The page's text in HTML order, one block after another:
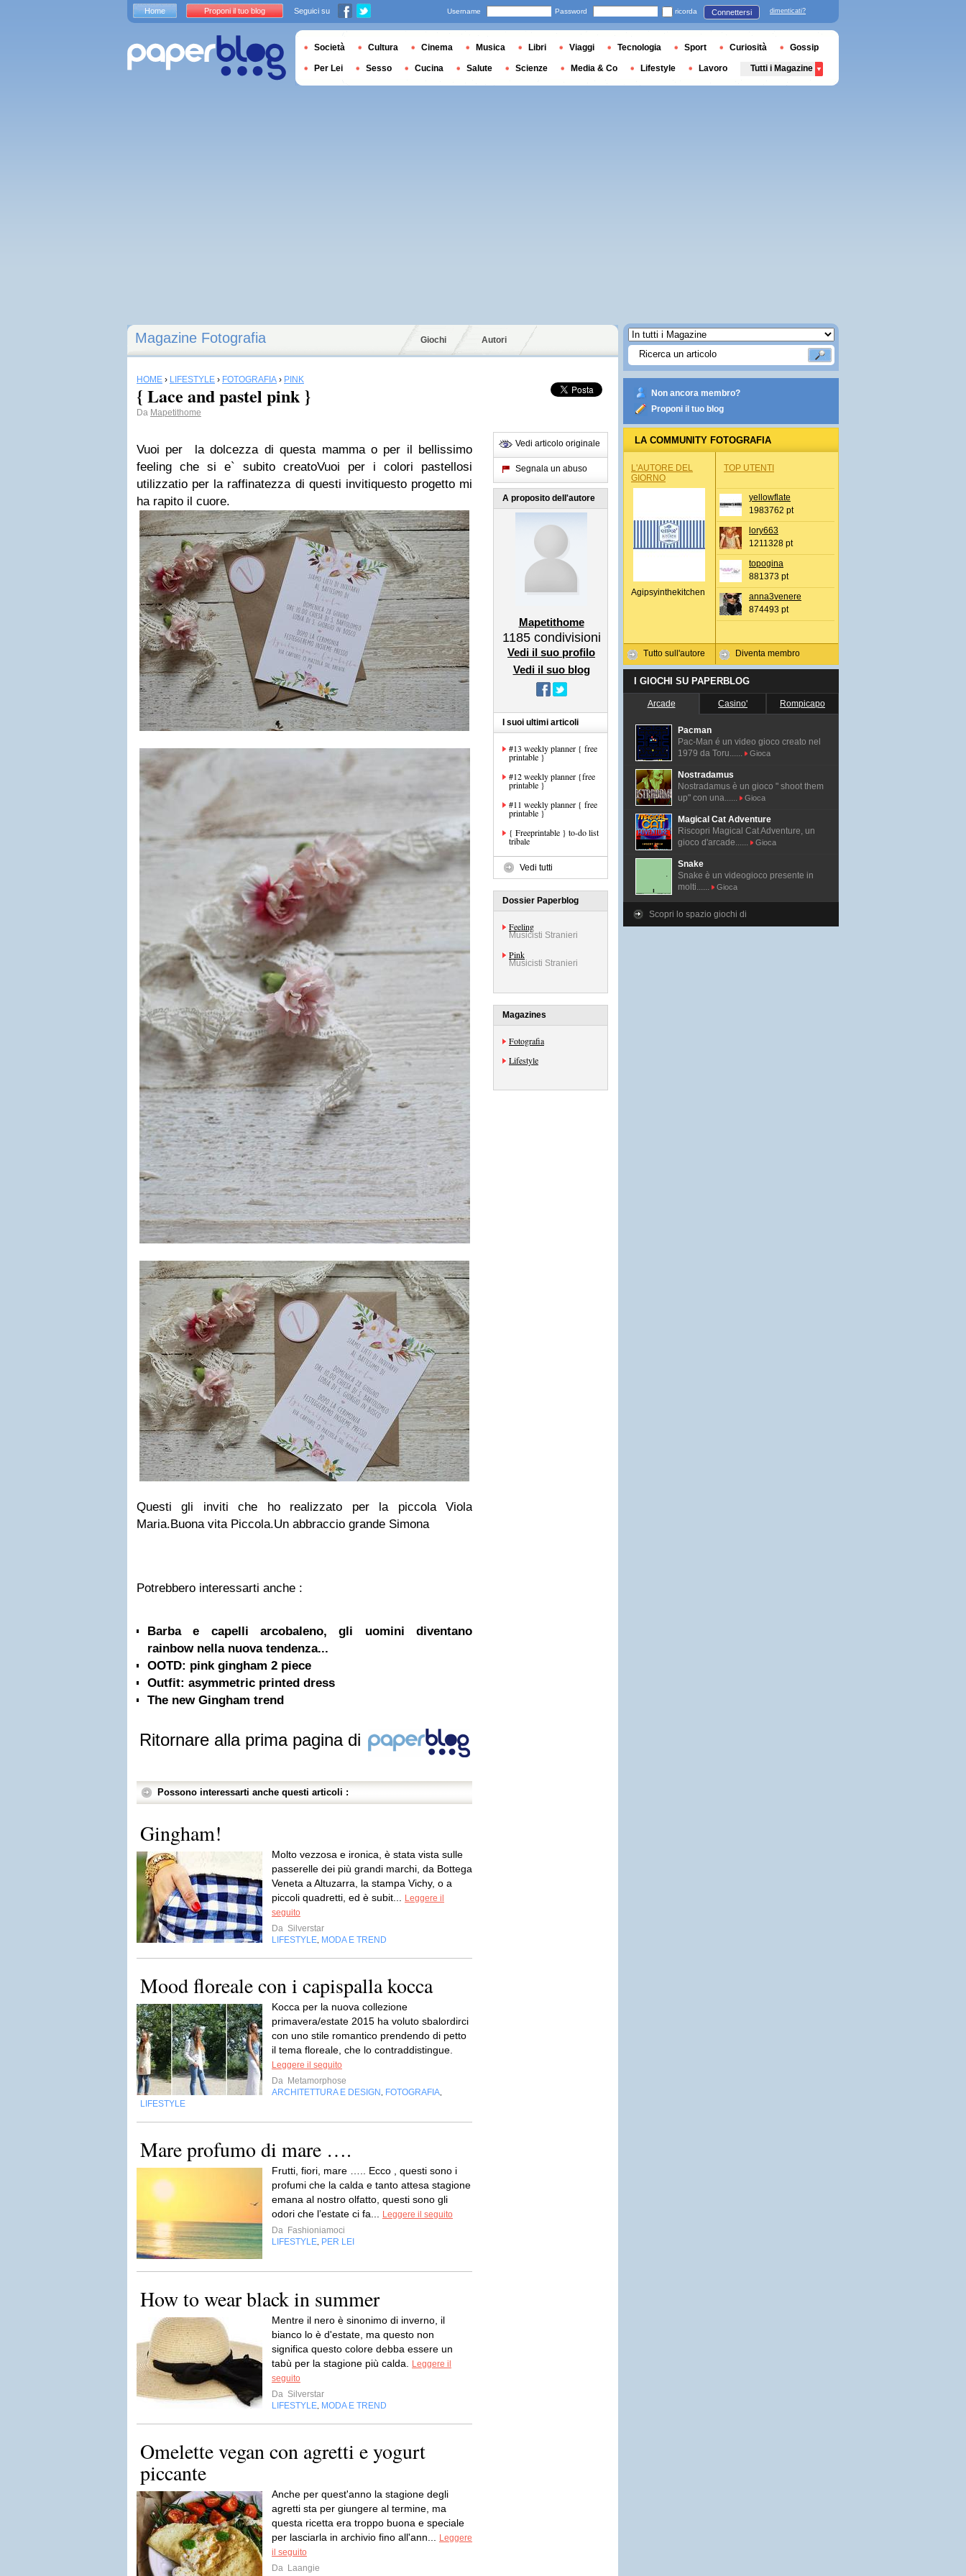
Magazine Fotografia Giochi Autori
HOME › LIFESTYLE › FOTOGRAFIA › PINK
{ Lace and pastel pink }
Da Mapetithome
Vuoi per la dolcezza di questa mamma o per il bellissimo
feeling che si e` subito creatoVuoi per i colori pastellosi
utilizzatio per la raffinatezza di questi invitiquesto progetto mi
ha rapito il cuore.
Questi gli inviti che ho realizzato per la piccola Viola
Maria.Buona vita Piccola.Un abbraccio grande Simona
Potrebbero interessarti anche :
Barba e capelli arcobaleno, gli uomini diventano
rainbow nella nuova tendenza...
OOTD: pink gingham 2 piece
Outfit: asymmetric printed dress
The new Gingham trend
Ritornare alla prima pagina di
Possono interessarti anche questi articoli :
Gingham!
Molto vezzosa e ironica, è stata vista sulle
passerelle dei più grandi marchi, da Bottega
Veneta a Altuzarra, la stampa Vichy, o a
piccoli quadretti, ed è subit...
Leggere il
seguito
Da Silverstar
LIFESTYLE MODA E TREND
Mood floreale con i capispalla kocca
Kocca per la nuova collezione
primavera/estate 2015 ha voluto sbalordirci
con uno stile romantico prendendo di petto
il tema floreale, che lo contraddistingue.
Leggere il seguito
Da Metamorphose
ARCHITETTURA E DESIGN
FOTOGRAFIA
LIFESTYLE
Mare profumo di mare ….
Frutti, fiori, mare ….. Ecco , questi sono i
profumi che la calda e tanto attesa stagione
emana al nostro olfatto, questi sono gli
odori che l’estate ci fa...
Leggere il seguito
Da Fashioniamoci
LIFESTYLE PER LEI
How to wear black in summer
Mentre il nero è sinonimo di inverno, il
bianco lo è d'estate, ma questo non
significa questo colore debba essere un
tabù per la stagione più calda.
Leggere il
seguito
Da Silverstar
LIFESTYLE MODA E TREND
Omelette vegan con agretti e yogurt
piccante
Anche per quest'anno la stagione degli
agretti sta per giungere al termine, ma
questa ricetta era troppo buona e speciale
per lasciarla in archivio fino all'ann...
Leggere
il seguito
Da Laangie
Vedi articolo originale
Segnala un abuso
A proposito dell'autore
Mapetithome
1185 condivisioni
Vedi il suo profilo
Vedi il suo blog
I suoi ultimi articoli
#13 weekly planner { free
printable }
#12 weekly planner {free
printable }
#11 weekly planner { free
printable }
{ Freeprintable } to-do list
tribale
Vedi tutti
Dossier Paperblog
Feeling
Musicisti Stranieri
Pink
Musicisti Stranieri
Magazines
Fotografia
Lifestyle
Non ancora membro?
Proponi il tuo blog
LA COMMUNITY FOTOGRAFIA
L'AUTORE DEL
GIORNO
Agipsyinthekitchen
Tutto sull'autore
TOP UTENTI
yellowflate
1983762 pt
lory663
1211328 pt
topogina
881373 pt
anna3venere
874493 pt
Diventa membro
I GIOCHI SU PAPERBLOG
Arcade Casino' Rompicapo
Pacman
Pac-Man é un video gioco creato nel
1979 da Toru......
Gioca
Nostradamus
Nostradamus è un gioco " shoot them
up" con una......
Gioca
Magical Cat Adventure
Riscopri Magical Cat Adventure, un
gioco d'arcade......
Gioca
Snake
Snake è un videogioco presente in
molti......
Gioca
Scopri lo spazio giochi di
Home Proponi il tuo blog Seguici su Username Password ricorda Connettersi dimenticati?
Società Cultura Cinema Musica Libri Viaggi Tecnologia Sport Curiosità Gossip
Per Lei Sesso Cucina Salute Scienze Media & Co Lifestyle Lavoro Tutti i Magazine